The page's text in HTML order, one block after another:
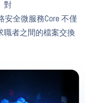
對
安全微服務Core 不僅
職者之間的檔案交換